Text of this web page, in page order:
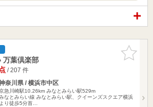
お気に入
りに追加
万葉倶楽部
/ 207 件
奈川県 / 横浜市中区
急川崎駅10.26km みなとみらい駅529m
なとみらい線 みなとみらい駅、クイーンズスクエア横浜
より徒歩5分首…